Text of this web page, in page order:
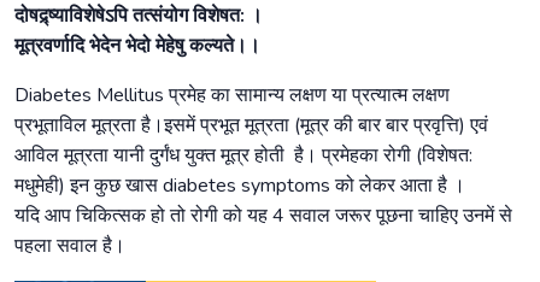
दोषद्र्ष्याविशेषेऽपि तत्संयोग विशेषत: ।
मूत्रवर्णादि भेदेन भेदो मेहेषु कल्यते।।
Diabetes Mellitus प्रमेह का सामान्य लक्षण या प्रत्यात्म लक्षण
प्रभूताविल मूत्रता है।इसमें प्रभूत मूत्रता (मूत्र की बार बार प्रवृत्ति) एवं
आविल मूत्रता यानी दुर्गंध युक्त मूत्र होती है। प्रमेहका रोगी (विशेषत:
मधुमेही) इन कुछ खास diabetes symptoms को लेकर आता है ।
यदि आप चिकित्सक हो तो रोगी को यह 4 सवाल जरूर पूछना चाहिए उनमें से
पहला सवाल है।